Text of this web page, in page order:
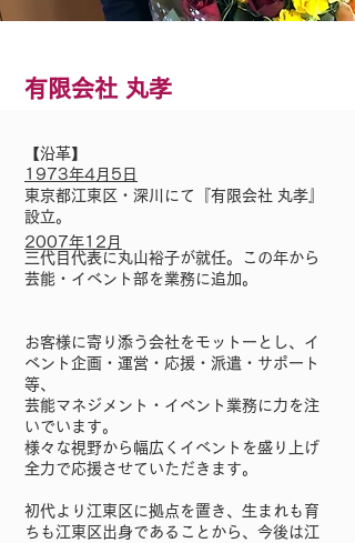
【沿革】
1973年4月5日
東京都江東区・深川にて『有限会社 丸孝』
設立。
2007年12月
三代目代表に丸山裕子が就任。この年から
芸能・イベント部を業務に追加。
お客様に寄り添う会社をモットーとし、イ
ベント企画・運営・応援・派遣・サポート
等、
芸能マネジメント・イベント業務に力を注
いでいます。
様々な視野から幅広くイベントを盛り上げ
全力で応援させていただきます。
初代より江東区に拠点を置き、生まれも育
ちも江東区出身であることから、今後は江
有限会社 丸孝